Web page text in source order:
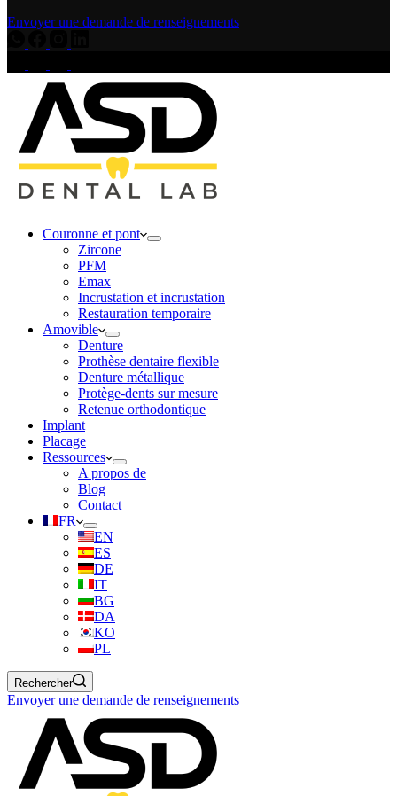
Envoyer une demande de renseignements
Couronne et pont
Zircone
PFM
Emax
Incrustation et incrustation
Restauration temporaire
Amovible
Denture
Prothèse dentaire flexible
Denture métallique
Protège-dents sur mesure
Retenue orthodontique
Implant
Placage
Ressources
A propos de
Blog
Contact
FR
EN
ES
DE
IT
BG
DA
KO
PL
Rechercher
Envoyer une demande de renseignements